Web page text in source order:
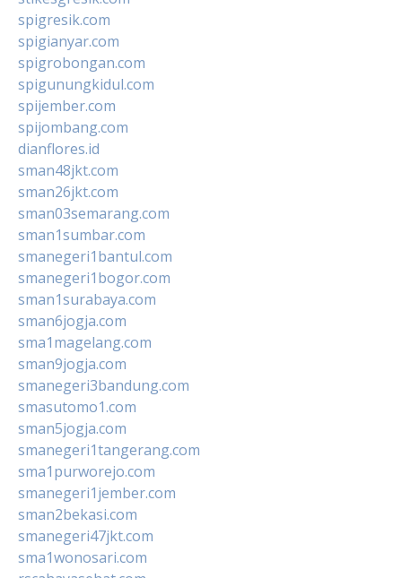
spigresik.com
spigianyar.com
spigrobongan.com
spigunungkidul.com
spijember.com
spijombang.com
dianflores.id
sman48jkt.com
sman26jkt.com
sman03semarang.com
sman1sumbar.com
smanegeri1bantul.com
smanegeri1bogor.com
sman1surabaya.com
sman6jogja.com
sma1magelang.com
sman9jogja.com
smanegeri3bandung.com
smasutomo1.com
sman5jogja.com
smanegeri1tangerang.com
sma1purworejo.com
smanegeri1jember.com
sman2bekasi.com
smanegeri47jkt.com
sma1wonosari.com